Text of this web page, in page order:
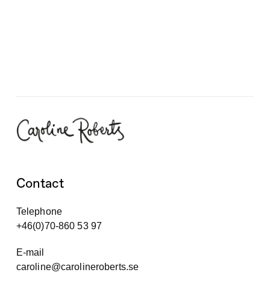
Contact
Telephone
+46(0)70-860 53 97
E-mail
caroline@carolineroberts.se